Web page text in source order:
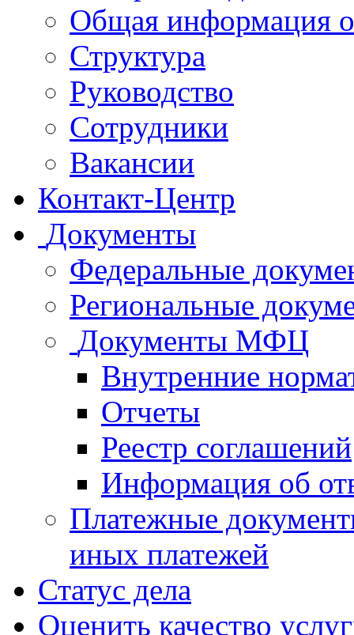
Общая
Структура
Руководство
Сотрудники
Вакансии
Контакт-Центр
Документы
Федеральные
Региональные
Документы МФЦ
Внутренние
Отчеты
Реестр соглашений
Информация об
Платежные
иных платежей
Статус дела
Оценить качество